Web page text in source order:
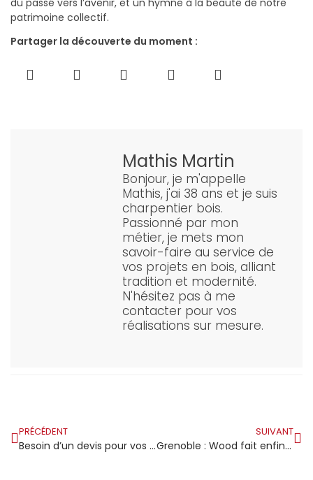
du passé vers l’avenir, et un hymne à la beauté de notre
patrimoine collectif.
Partager la découverte du moment :
Mathis Martin
Bonjour, je m'appelle
Mathis, j'ai 38 ans et je suis
charpentier bois.
Passionné par mon
métier, je mets mon
savoir-faire au service de
vos projets en bois, alliant
tradition et modernité.
N'hésitez pas à me
contacter pour vos
réalisations sur mesure.
PRÉCÉDENT
Besoin d’un devis pour vos travaux de charpente et de toiture dans le 65 ?
SUIVANT
Grenoble : Wood fait enfin parler de lui – Le Moniteur